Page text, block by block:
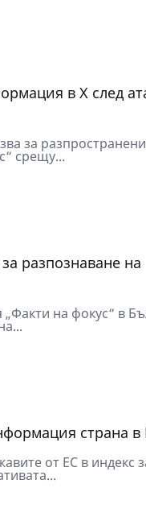
в Х след
за
срещу...
разпознаване на
на фокус“ в
страна в
от ЕС в индекс